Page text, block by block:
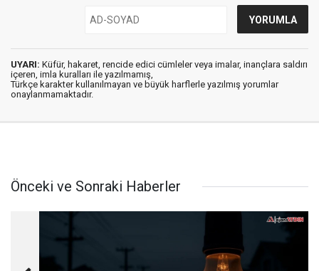
UYARI: Küfür, hakaret, rencide edici cümleler veya imalar, inançlara saldırı
içeren, imla kuralları ile yazılmamış,
Türkçe karakter kullanılmayan ve büyük harflerle yazılmış yorumlar
onaylanmamaktadır.
Önceki ve Sonraki Haberler